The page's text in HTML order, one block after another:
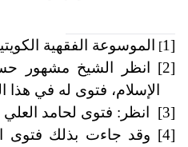
[1] الموسوعة الفقهية الكويتية
[2] انظر الشيخ مشهور
الإسلام، فتوى له في هذا
[3] انظر: فتوى لحامد
[4] وقد جاءت بذلك فتوى